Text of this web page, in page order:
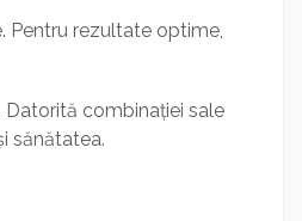
Pentru rezultate optime,
combinației sale
sănătatea.